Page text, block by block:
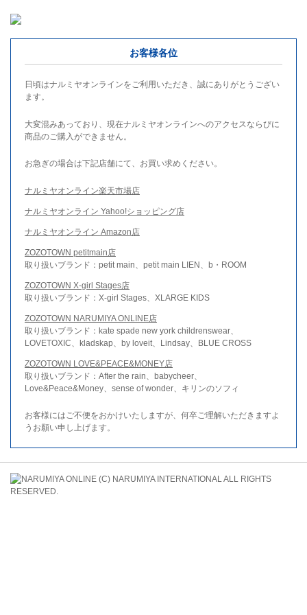
お客様各位
日頃はナルミヤオンラインをご利用いただき、誠にありがとうござい
ます。
大変混みあっており、現在ナルミヤオンラインへのアクセスならびに
商品のご購入ができません。
お急ぎの場合は下記店舗にて、お買い求めください。
ナルミヤオンライン楽天市場店
ナルミヤオンライン Yahoo!ショッピング店
ナルミヤオンライン Amazon店
ZOZOTOWN petitmain店
取り扱いブランド：petit main、petit main LIEN、b・ROOM
ZOZOTOWN X-girl Stages店
取り扱いブランド：X-girl Stages、XLARGE KIDS
ZOZOTOWN NARUMIYA ONLINE店
取り扱いブランド：kate spade new york childrenswear、
LOVETOXIC、kladskap、by loveit、Lindsay、BLUE CROSS
ZOZOTOWN LOVE&PEACE&MONEY店
取り扱いブランド：After the rain、babycheer、
Love&Peace&Money、sense of wonder、キリンのソフィ
お客様にはご不便をおかけいたしますが、何卒ご理解いただきますよ
うお願い申し上げます。